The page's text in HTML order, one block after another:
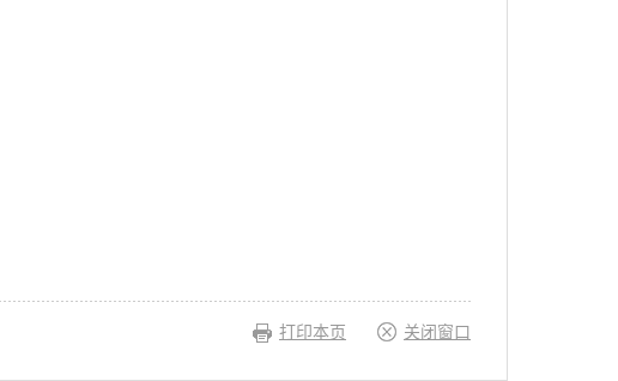
打印本页 关闭窗口